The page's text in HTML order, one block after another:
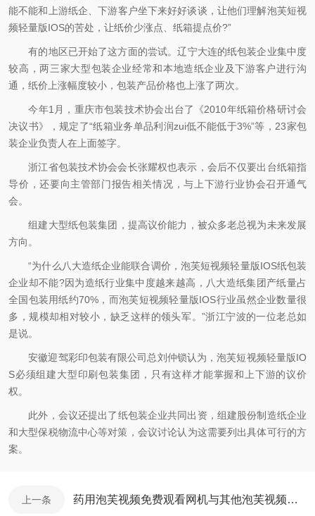
能不能和上游纸企、下游客户坐下来好好谈谈，让他们理解泡芙短视
频轻量版IOS的苦处，让纸价少涨点、纸箱提点价?”
有的地区已开始了这方面的尝试。辽宁大连的纸包装企业集中度
较高，两三家大型包装企业经常和本地造纸企业及下游客户进行沟
通，纸价上涨幅度较小，包装产品价格也上涨了两次。
今年1月，重庆市包装技术协会出台了《2010年纸箱价格研讨会
决议书》，规定了“纸箱业务单品利润zui低不能低于3%”等，23家包
装企业负责人在上面签字。
浙江省包装技术协会会长张耀权也表示，会后不仅要出台纸箱指
导价，还要向主管部门报告相关情况，与上下游行业协会召开通气
会。
组建大型纸包装集团，提高议价能力，被众多老总视为未来发展
方向。
“为什么八大造纸企业能联合调价，泡芙短视频轻量版IOS纸包装
企业却不能?因为造纸行业集中度越来越高，八大造纸集团产纸量占
全国包装用纸约70%，而泡芙短视频轻量版IOS行业虽然企业数量很
多，规模却相对较小，缺乏这样的领头军。”浙江宁波的一位老总如
是说。
安徽迎驾彩印包装有限公司总刘仲锁认为，泡芙短视频轻量版IO
S必须组建大型印刷包装集团，只有这样才能掌握和上下游的议价
权。
此外，会议还提出了纸包装企业共同出资，组建股份制造纸企业
和大型保税物流中心等对策，会议讨论认为这需要列出具体可行的方
案。
上一条 药用泡芙视频免费观看网机与其他泡芙视频免费观看网机相比 其特殊之处